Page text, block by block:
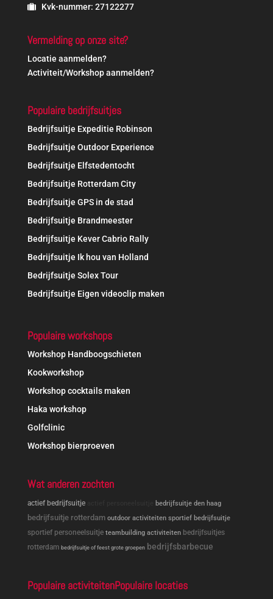
Kvk-nummer: 27122277
Vermelding op onze site?
Locatie aanmelden?
Activiteit/Workshop aanmelden?
Populaire bedrijfsuitjes
Bedrijfsuitje Expeditie Robinson
Bedrijfsuitje Outdoor Experience
Bedrijfsuitje Elfstedentocht
Bedrijfsuitje Rotterdam City
Bedrijfsuitje GPS in de stad
Bedrijfsuitje Brandmeester
Bedrijfsuitje Kever Cabrio Rally
Bedrijfsuitje Ik hou van Holland
Bedrijfsuitje Solex Tour
Bedrijfsuitje Eigen videoclip maken
Populaire workshops
Workshop Handboogschieten
Kookworkshop
Workshop cocktails maken
Haka workshop
Golfclinic
Workshop bierproeven
Wat anderen zochten
actief bedrijfsuitje bedrijfsuitje den haag
bedrijfsuitje rotterdam outdoor activiteiten sportief bedrijfsuitje
sportief personeelsuitje teambuilding activiteiten bedrijfsuitjes
rotterdam bedrijfsuitje of feest grote groepen bedrijfsbarbecue
Populaire activiteitenPopulaire locaties